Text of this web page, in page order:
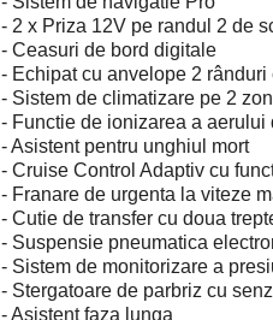
- 2 x Priza 12V pe randul 2 de
- Ceasuri de bord digitale
- Echipat cu anvelope 2 rânduri
- Sistem de climatizare pe 2
- Functie de ionizarea a aerului
- Asistent pentru unghiul mort
- Cruise Control Adaptiv cu
- Franare de urgenta la viteze
- Cutie de transfer cu doua
- Suspensie pneumatica
- Sistem de monitorizare a
- Stergatoare de parbriz cu
- Asistent faza lunga